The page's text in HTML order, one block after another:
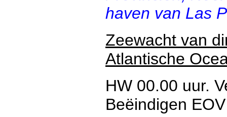
haven van Las
Zeewacht van
Atlantische
HW 00.00 uur.
Beëindigen